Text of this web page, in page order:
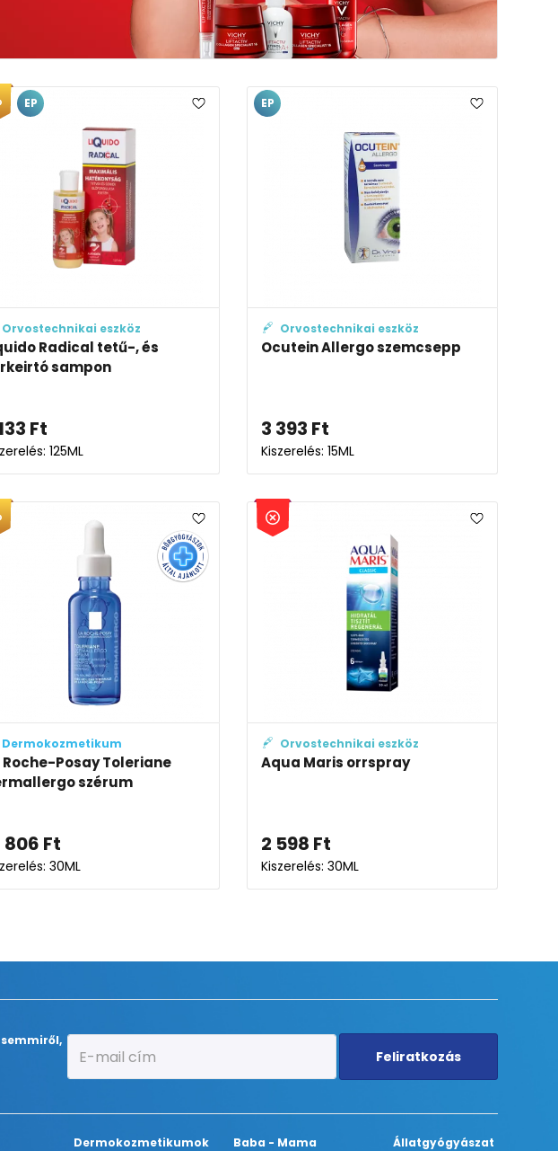
Orvostechnikai eszköz
Radical tetű-, és
sampon
Ft
125ML
EP
Orvostechnikai eszköz
Ocutein Allergo szemcsepp
3 393 Ft
Kiszerelés: 15ML
EP
Dermokozmetikum
Roche-Posay Toleriane
szérum
806 Ft
30ML
Orvostechnikai eszköz
Aqua Maris orrspray
2 598 Ft
Kiszerelés: 30ML
Feliratkozás
Dermokozmetikumok Baba - Mama Állatgyógyászat